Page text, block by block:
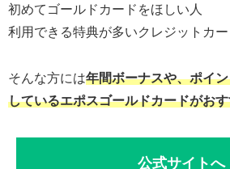
初めてゴールドカードをほしい人
利用できる特典が多いクレジットカ
そんな方には年間ボーナスや、ポイ
しているエポスゴールドカードがお
公式サイトへ